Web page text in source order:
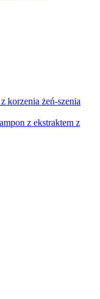
z ekstraktem z